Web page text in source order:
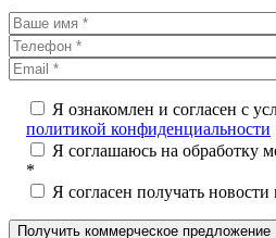
Я ознакомлен и согласен с
политикой конфиденциальности
Я соглашаюсь на обработку
*
Я согласен получать